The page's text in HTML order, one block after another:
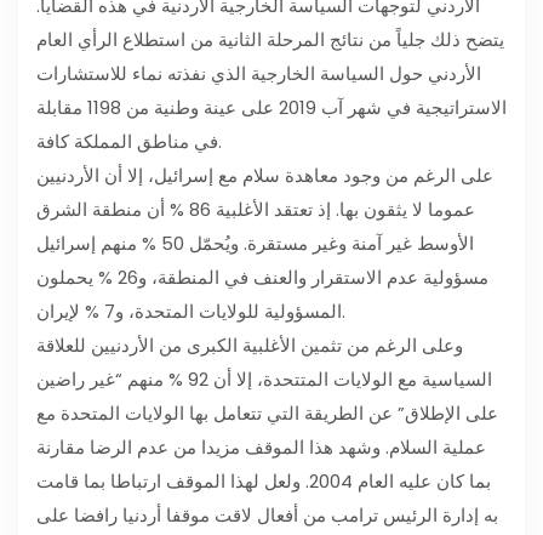
الأردني لتوجهات السياسة الخارجية الأردنية في هذه القضايا.
يتضح ذلك جلياً من نتائج المرحلة الثانية من استطلاع الرأي العام
الأردني حول السياسة الخارجية الذي نفذته نماء للاستشارات
الاستراتيجية في شهر آب 2019 على عينة وطنية من 1198 مقابلة
في مناطق المملكة كافة.
على الرغم من وجود معاهدة سلام مع إسرائيل، إلا أن الأردنيين
عموما لا يثقون بها. إذ تعتقد الأغلبية 86 % أن منطقة الشرق
الأوسط غير آمنة وغير مستقرة. ويُحمّل 50 % منهم إسرائيل
مسؤولية عدم الاستقرار والعنف في المنطقة، و26 % يحملون
المسؤولية للولايات المتحدة، و7 % لإيران.
وعلى الرغم من تثمين الأغلبية الكبرى من الأردنيين للعلاقة
السياسية مع الولايات المتتحدة، إلا أن 92 % منهم “غير راضين
على الإطلاق” عن الطريقة التي تتعامل بها الولايات المتحدة مع
عملية السلام. وشهد هذا الموقف مزيدا من عدم الرضا مقارنة
بما كان عليه العام 2004. ولعل لهذا الموقف ارتباطا بما قامت
به إدارة الرئيس ترامب من أفعال لاقت موقفا أردنيا رافضا على